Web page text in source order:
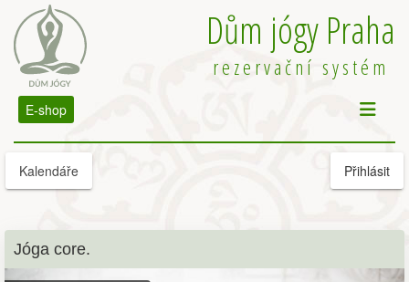
Dům jógy Praha
rezervační systém
E-shop
Kalendáře Přihlásit
Jóga core.